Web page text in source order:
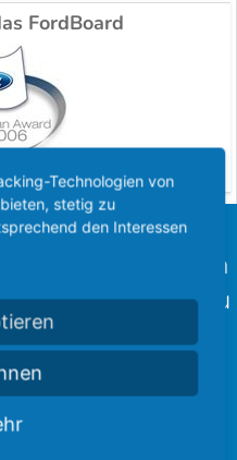
FordBoard
langjährigen
bekannt geben zu
Kooperationen vorbei und
Gruß.
Technologien von
stetig zu
den Interessen